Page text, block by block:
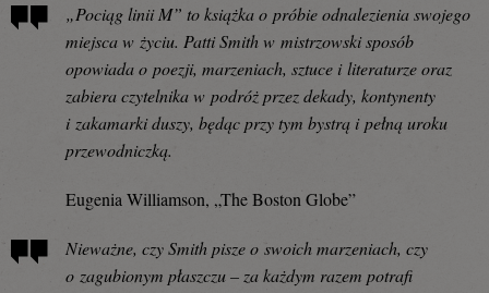
„Pociąg linii M” to książka o próbie odnalezienia swojego
miejsca w życiu. Patti Smith w mistrzowski sposób
opowiada o poezji, marzeniach, sztuce i literaturze oraz
zabiera czytelnika w podróż przez dekady, kontynenty
i zakamarki duszy, będąc przy tym bystrą i pełną uroku
przewodniczką.
Eugenia Williamson, „The Boston Globe”
Nieważne, czy Smith pisze o swoich marzeniach, czy
o zagubionym płaszczu – za każdym razem potrafi